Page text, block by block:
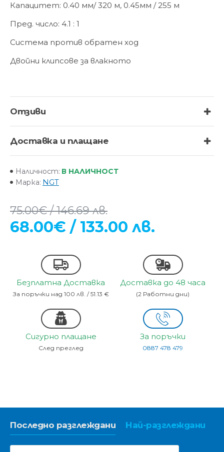
Капацитет: 0.40 мм/ 320 м, 0.45мм / 255 м
Пред. число: 4.1 : 1
Система против обратен ход
Двойни клипсове за влакното
Отзиви
Доставка и плащане
Наличност: В НАЛИЧНОСТ
Марка: NGT
68.00€ / 133.00 лв.
75.00€ / 146.69 лв.
Безплатна Доставка
За поръчки над 100 лв. / 51.13 €
Доставка до 48 часа
(2 Работни дни)
Сигурно плащане
След преглед
За поръчки
0887 478 479
Последно разглеждани Най-разглеждани